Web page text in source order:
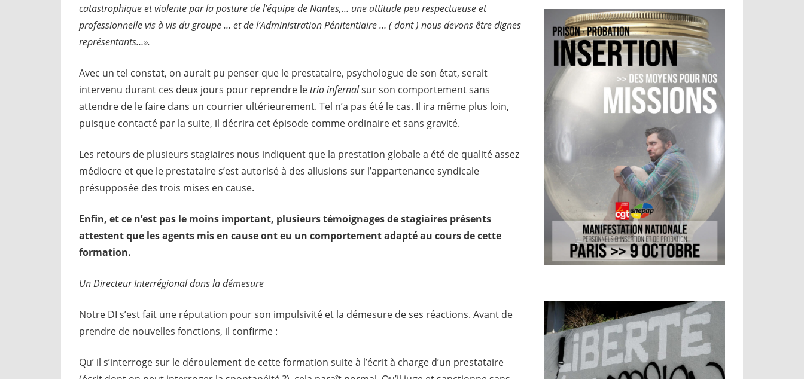
catastrophique et violente par la posture de l’équipe de Nantes,… une attitude peu respectueuse et
professionnelle vis à vis du groupe … et de l’Administration Pénitentiaire … ( dont ) nous devons être dignes
représentants…».
Avec un tel constat, on aurait pu penser que le prestataire, psychologue de son état, serait
intervenu durant ces deux jours pour reprendre letrio infernalsur son comportement sans
attendre de le faire dans un courrier ultérieurement. Tel n’a pas été le cas. Il ira même plus loin,
puisque contacté par la suite, il décrira cet épisode comme ordinaire et sans gravité.
Les retours de plusieurs stagiaires nous indiquent que la prestation globale a été de qualité assez
médiocre et que le prestataire s’est autorisé à des allusions sur l’appartenance syndicale
présupposée des trois mises en cause.
Enfin, et ce n’est pas le moins important, plusieurs témoignages de stagiaires présents
attestent que les agents mis en cause ont eu un comportement adapté au cours de cette
formation.
Un Directeur Interrégional dans la démesure
Notre DI s’est fait une réputation pour son impulsivité et la démesure de ses réactions. Avant de
prendre de nouvelles fonctions, il confirme :
Qu’ il s’interroge sur le déroulement de cette formation suite à l’écrit à charge d’un prestataire